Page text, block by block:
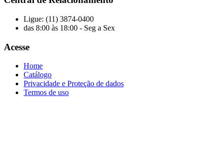
Ligue: (11) 3874-0400
das 8:00 às 18:00 - Seg a Sex
Acesse
Home
Catálogo
Privacidade e Proteção de dados
Termos de uso